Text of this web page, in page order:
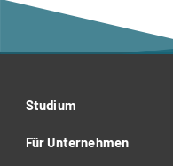
Studium
Für Unternehmen